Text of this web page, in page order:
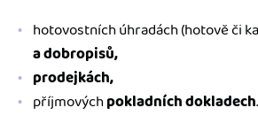
hotovostních úhradách (hotově či
a dobropisů,
prodejkách,
příjmovýchpokladních dokladech.